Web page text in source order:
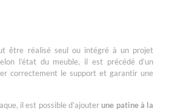
être réalisé seul ou intégré à un projet
l’état du meuble, il est précédé d’un
correctement le support et garantir une
il est possible d’ajouterune patine à la